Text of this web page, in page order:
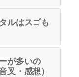
ルはスゴも
が多いの
・感想）